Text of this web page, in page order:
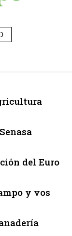
Senasa
del Euro
y vos